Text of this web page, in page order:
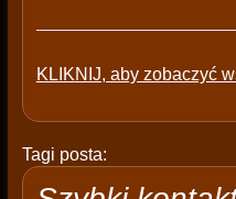
KLIKNIJ, aby zobaczyć
Tagi posta: